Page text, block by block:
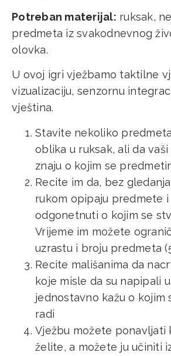
Potreban materijal: ruksak,
predmeta iz svakodnevnog
olovka.
U ovoj igri vježbamo taktilne
vizualizaciju, senzornu
vještina.
Stavite nekoliko
oblika u ruksak, ali da
znaju o kojim se
Recite im da, bez
rukom opipaju predmete i
odgonetnuti o kojim se
Vrijeme im možete
uzrastu i broju predmeta
Recite mališanima da
koje misle da su napipali
jednostavno kažu o kojim
radi
Vježbu možete ponavljati
želite, a možete ju učiniti